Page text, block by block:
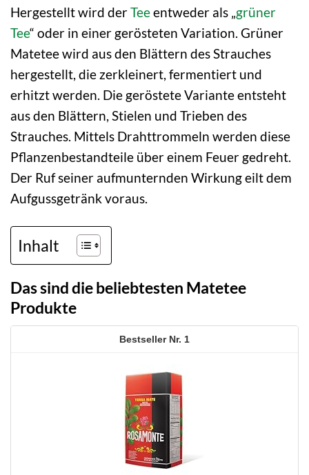
Hergestellt wird derTeeentweder als „grüner
Tee“ oder in einer gerösteten Variation. Grüner
Matetee wird aus den Blättern des Strauches
hergestellt, die zerkleinert, fermentiert und
erhitzt werden. Die geröstete Variante entsteht
aus den Blättern, Stielen und Trieben des
Strauches. Mittels Drahttrommeln werden diese
Pflanzenbestandteile über einem Feuer gedreht.
Der Ruf seiner aufmunternden Wirkung eilt dem
Aufgussgetränk voraus.
Inhalt
Das sind die beliebtesten Matetee
Produkte
1